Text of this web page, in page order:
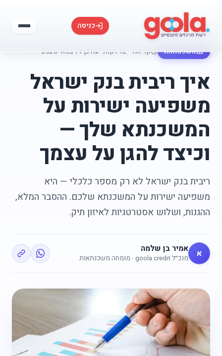
כניסה
משכנתאות קריאה ~12 דקות עודכן 11 במאי 2026
איך ריבית בנק ישראל
משפיעה ישירות על
המשכנתא שלך —
וכיצד להגן על עצמך
ריבית בנק ישראל לא רק מספר כלכלי — היא
משפיעה ישירות על המשכנתא שלכם. ההסבר המלא,
ההגנות, ושלוש אסטרטגיות לאיזון תיק.
א אמיר בן שלמה
מנכ״ל goola credit · מומחה משכנתאות